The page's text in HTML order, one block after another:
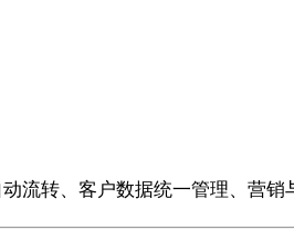
转、客户数据统一管理、营销